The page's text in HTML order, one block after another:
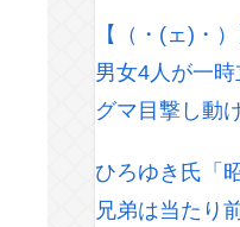
【（・(ェ)・
男女4人が一
グマ目撃し動
ひろゆき氏「
兄弟は当たり